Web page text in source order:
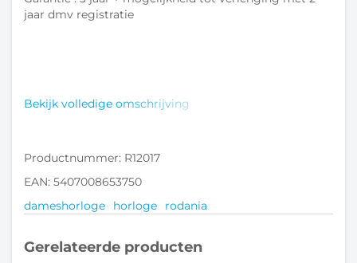
jaar dmv registratie
Bekijk volledige omschrijving
Productnummer: R12017
EAN: 5407008653750
dameshorloge
horloge rodania
Gerelateerde producten